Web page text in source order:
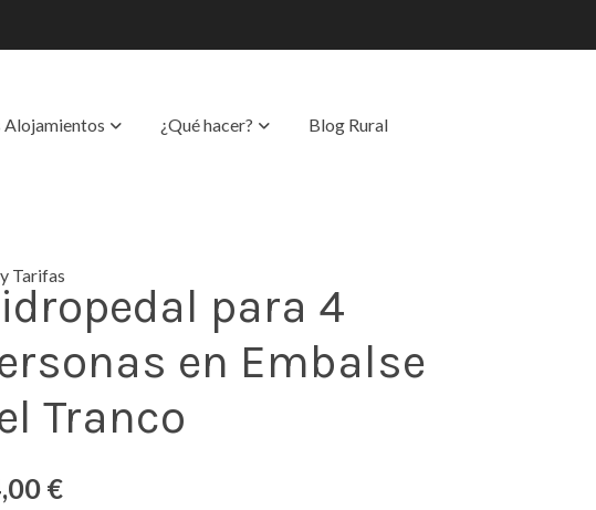
Alojamientos ¿Qué hacer? Blog Rural
Tarifas
para 4
en Embalse
Tranco
€